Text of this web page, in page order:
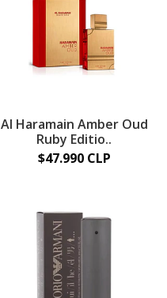
Al Haramain Amber Oud
Ruby Editio..
$47.990 CLP